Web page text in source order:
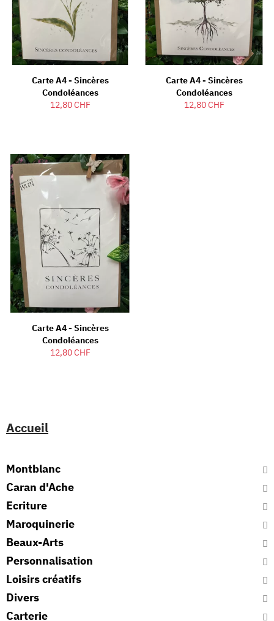
Carte A4 - Sincères
Condoléances
12,80 CHF
Carte A4 - Sincères
Condoléances
12,80 CHF
Carte A4 - Sincères
Condoléances
12,80 CHF
Accueil
Montblanc
Caran d'Ache
Ecriture
Maroquinerie
Beaux-Arts
Personnalisation
Loisirs créatifs
Divers
Carterie